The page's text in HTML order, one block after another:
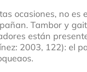
ocasiones, no
Tambor y
están
2003, 122): el